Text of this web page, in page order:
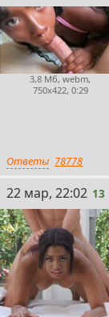
3,8 Мб, webm,
750x422, 0:29
Ответы 78778
13
22 мар, 22:02 13